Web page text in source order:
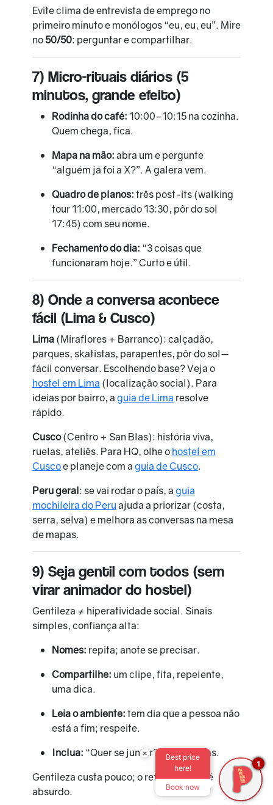
Evite clima de entrevista de emprego no
primeiro minuto e monólogos “eu, eu, eu”. Mire
no50/50: perguntar e compartilhar.
7) Micro-rituais diários (5
minutos, grande efeito)
Rodinha do café: 10:00–10:15 na cozinha.
Quem chega, fica.
Mapa na mão: abra um e pergunte
“alguém já foi a X?”. A galera vem.
Quadro de planos: três post-its (walking
tour 11:00, mercado 13:30, pôr do sol
17:45) com seu nome.
Fechamento do dia: “3 coisas que
funcionaram hoje.” Curto e útil.
8) Onde a conversa acontece
fácil (Lima & Cusco)
Lima(Miraflores + Barranco): calçadão,
parques, skatistas, parapentes, pôr do sol—
fácil conversar. Escolhendo base? Veja o
hostel em Lima (localização social). Para
ideias por bairro, a guia de Lima resolve
rápido.
Cusco(Centro + San Blas): história viva,
ruelas, ateliês. Para HQ, olhe o hostel em
Cuscoe planeje com a guia de Cusco.
Peru geral: se vai rodar o país, a guia
mochileira do Peru ajuda a priorizar (costa,
serra, selva) e melhora as conversas na mesa
de mapas.
9) Seja gentil com todos (sem
virar animador do hostel)
Gentileza ≠ hiperatividade social. Sinais
simples, confiança alta:
Nomes: repita; anote se precisar.
Compartilhe: um clipe, fita, repelente,
uma dica.
Leia o ambiente: tem dia que a pessoa não
está a fim; respeite.
Inclua: “Quer se juntar?” abre portas.
Gentileza custa pouco; o retorno social é
absurdo.
×
Best price
here!
Book now
1